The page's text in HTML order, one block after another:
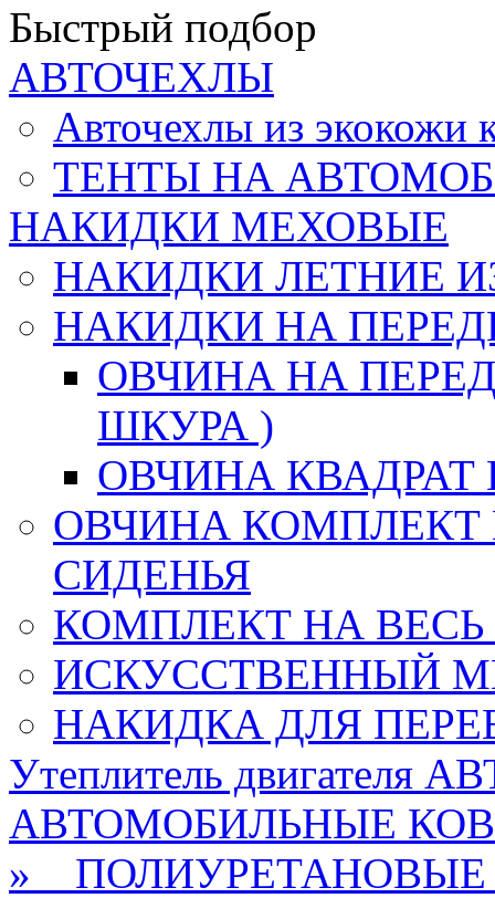
Быстрый подбор
АВТОЧЕХЛЫ
Авточехлы из
ТЕНТЫ НА
НАКИДКИ МЕХОВЫЕ
НАКИДКИ ЛЕТНИЕ
НАКИДКИ НА
ОВЧИНА НА
ШКУРА )
ОВЧИНА КВАДРАТ
ОВЧИНА КОМПЛЕКТ
СИДЕНЬЯ
КОМПЛЕКТ НА
ИСКУССТВЕННЫЙ
НАКИДКА ДЛЯ
Утеплитель двигателя
АВТОМОБИЛЬНЫЕ
» ПОЛИУРЕТАНОВЫЕ